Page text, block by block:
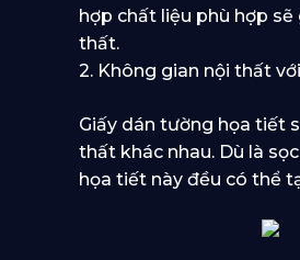
hợp chất liệu phù hợp
thất.
2. Không gian nội thất
Giấy dán tường họa tiết
thất khác nhau. Dù là
họa tiết này đều có thể